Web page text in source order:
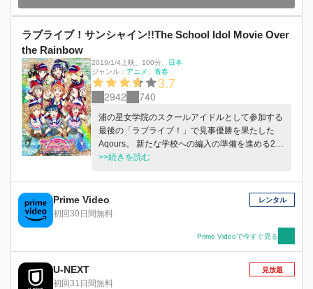
ラブライブ！サンシャイン!!The School Idol Movie Over
the Rainbow
2019/1/4上映 100分
日本
ジャンル： アニメ 青春
3.7
2942 740
浦の星女学院のスクールアイドルとして参加する
最後の「ラブライブ！」で見事優勝を果たした
Aqours。 新たな学校への編入の準備を進める2年
生、1年生の前に、想定外のトラブルが連発！？
に！？ 離れ離れになって初めて気づく、お互い
の存在の大きさ。新しい一歩を踏み出すために、
Aqoursが辿り着いた答えとは――？ みんなで目
に贈る、最高のライブエンターテインメント・ム
ービー！
>>続きを読む
Prime Video
初回30日間無料
レンタル
Prime Videoで今すぐ見る
U-NEXT
初回31日間無料
見放題